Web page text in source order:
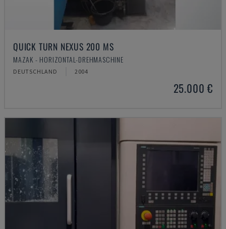
QUICK TURN NEXUS 200 MS
MAZAK - HORIZONTAL-DREHMASCHINE
DEUTSCHLAND 2004
25.000 €